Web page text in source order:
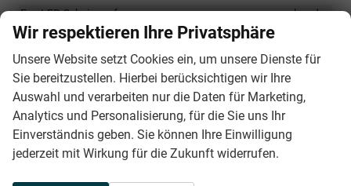
Eco LED-Scheinwerfer
vorhanden
Elektrisch verstellbare und beheizbare Außenspiegel
LED-Rückleuchten
vorhanden
Nebelscheinwerfer mit Abbiegelicht
vorhanden
Räder & Technik
16 Zoll Alufelgen
Wir respektieren Ihre Privatsphäre
Unsere Website setzt Cookies ein, um unsere Dienste für
Sie bereitzustellen. Hierbei berücksichtigen wir Ihre
Auswahl und verarbeiten nur die Daten für Marketing,
Analytics und Personalisierung, für die Sie uns Ihr
Einverständnis geben. Sie können Ihre Einwilligung
jederzeit mit Wirkung für die Zukunft widerrufen.